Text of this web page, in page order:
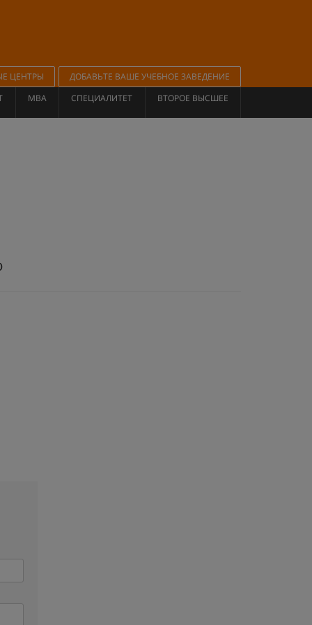
ЦЕНТРЫ
ДОБАВЬТЕ ВАШЕ УЧЕБНОЕ ЗАВЕДЕНИЕ
MBA СПЕЦИАЛИТЕТ ВТОРОЕ ВЫСШЕЕ